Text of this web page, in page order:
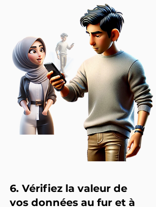
6. Vérifiez la valeur de
vos données au fur et à